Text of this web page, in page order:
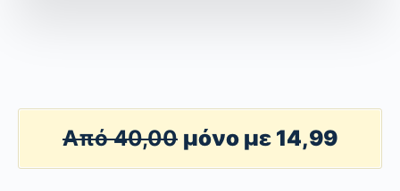
Από 40,00 μόνο με 14,99